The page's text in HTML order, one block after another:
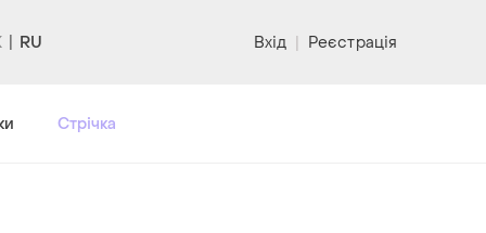
RU Вхід | Реєстрація
Стрічка